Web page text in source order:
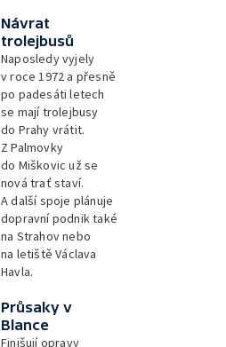
Návrat
trolejbusů
Naposledy vyjely
v roce 1972 a přesně
po padesáti letech
se mají trolejbusy
do Prahy vrátit.
Z Palmovky
do Miškovic už se
nová trať staví.
A další spoje plánuje
dopravní podnik také
na Strahov nebo
na letiště Václava
Havla.
Průsaky v
Blance
Finišují opravy